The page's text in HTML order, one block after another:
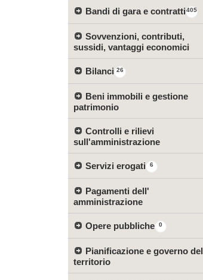
405
Bandi di gara e contratti
Sovvenzioni, contributi,
sussidi, vantaggi economici
26
Bilanci
Beni immobili e gestione
patrimonio
Controlli e rilievi
sull'amministrazione
6
Servizi erogati
Pagamenti dell'
amministrazione
0
Opere pubbliche
Pianificazione e governo del
territorio